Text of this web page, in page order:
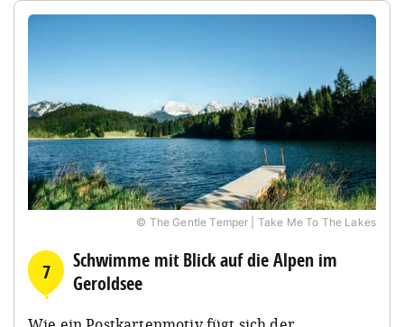
© The Gentle Temper | Take Me To The Lakes
7
Schwimme mit Blick auf die Alpen im
Geroldsee